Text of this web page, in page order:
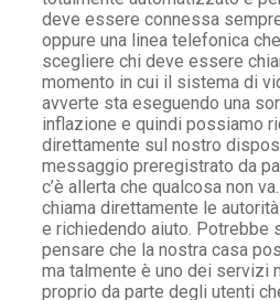
deve essere connessa
oppure una linea telefonica
scegliere chi deve essere
momento in cui il sistema di
avverte sta eseguendo una
inflazione e quindi possiamo
direttamente sul nostro
messaggio preregistrato da
c’è allerta che qualcosa non
chiama direttamente le
e richiedendo aiuto. Potrebbe
pensare che la nostra casa
ma talmente è uno dei servizi
proprio da parte degli utenti